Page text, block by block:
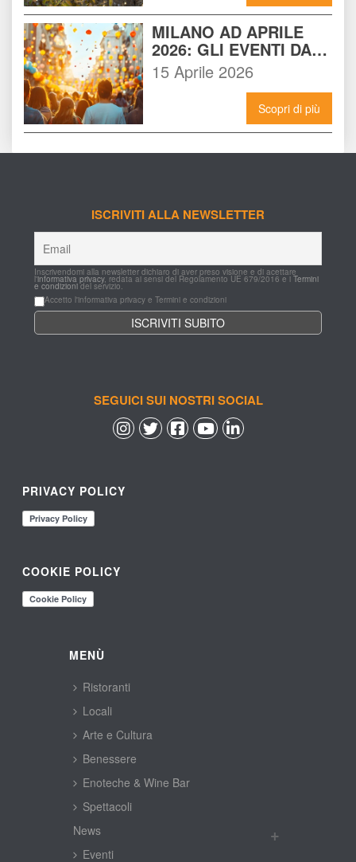
MILANO AD APRILE
2026: GLI EVENTI DA
NON PERDERE E
COME VIVERLI AL
15 Aprile 2026
Scopri di più
ISCRIVITI ALLA NEWSLETTER
Inscrivendomi alla newsletter dichiaro di aver preso visione e di acettare
l'informativa privacy, redata ai sensi del Regolamento UE 679/2016 e i Termini
e condizioni del servizio.
Accetto l'informativa privacy e Termini e condizioni
SEGUICI SUI NOSTRI SOCIAL
PRIVACY POLICY
COOKIE POLICY
MENÙ
Ristoranti
Locali
Arte e Cultura
Benessere
Enoteche & Wine Bar
Spettacoli
New
Eventi